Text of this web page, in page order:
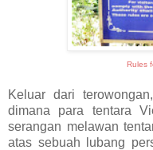
Rules
Keluar dari
dimana para tentara
serangan melawan
atas sebuah lubang